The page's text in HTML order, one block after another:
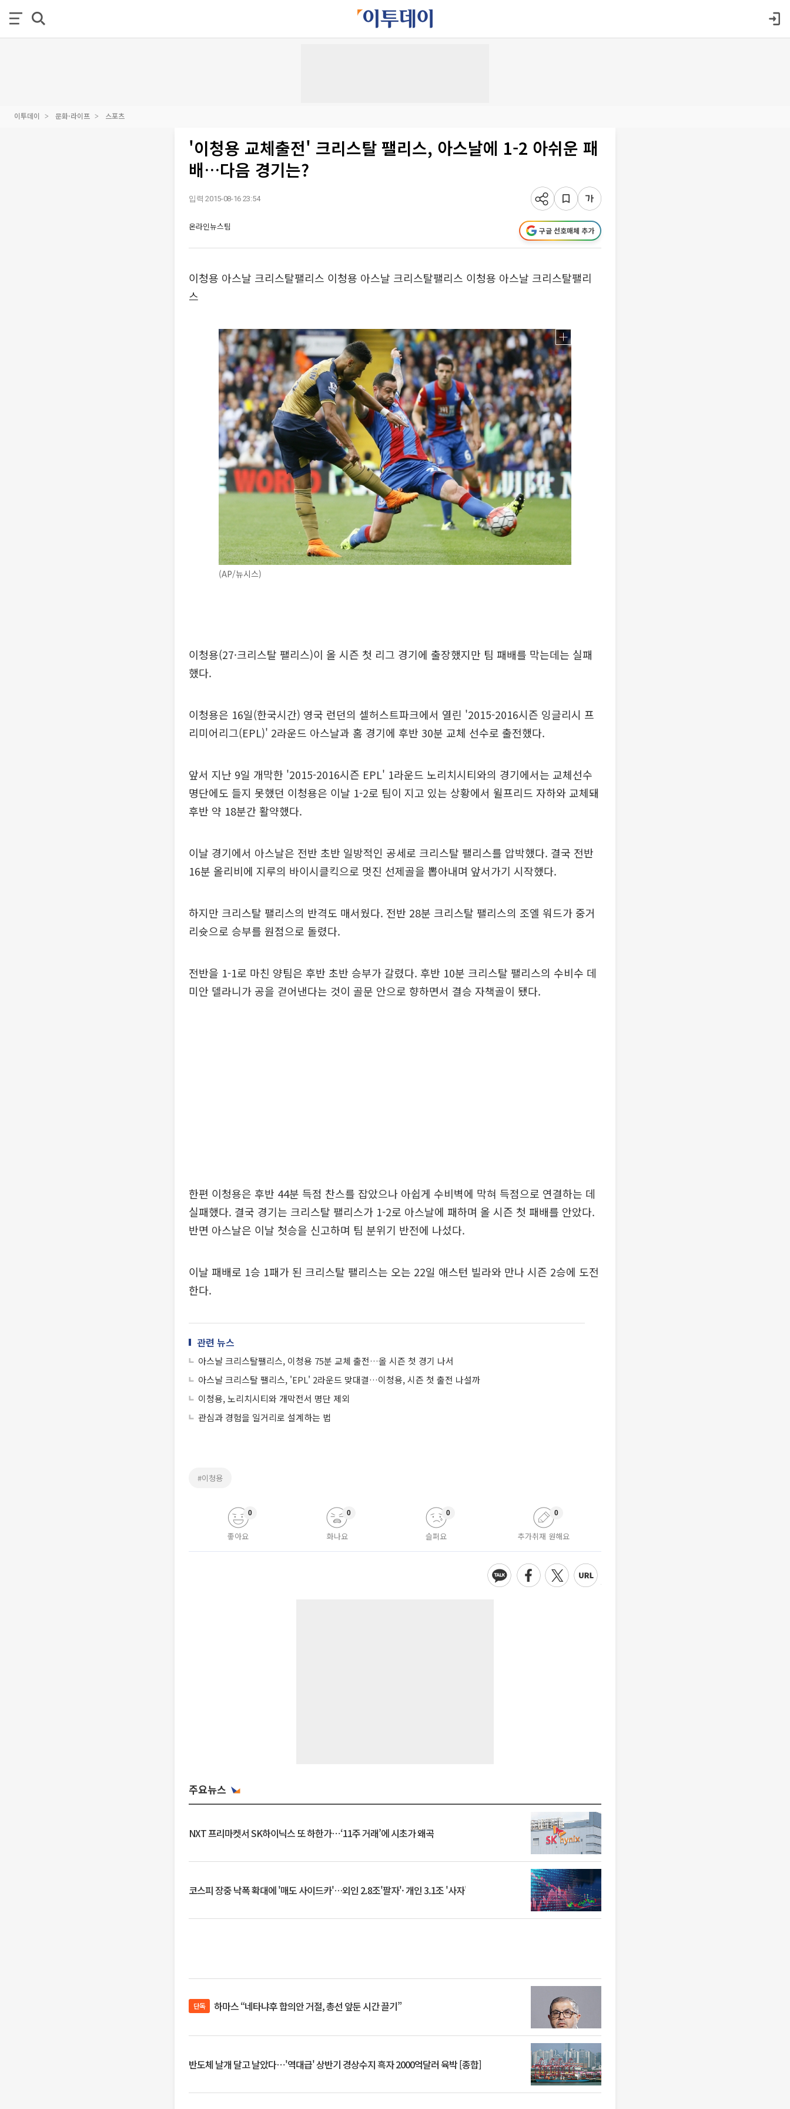
이투데이 문화·라이프 스포츠
'이청용 교체출전' 크리스탈 팰리스, 아스날에 1-2 아쉬운 패
배…다음 경기는?
입력 2015-08-16 23:54
온라인뉴스팀 구글 선호매체 추가
이청용 아스날 크리스탈팰리스 이청용 아스날 크리스탈팰리스 이청용 아스날 크리스탈팰리
스
(AP/뉴시스)
이청용(27·크리스탈 팰리스)이 올 시즌 첫 리그 경기에 출장했지만 팀 패배를 막는데는 실패
했다.
이청용은 16일(한국시간) 영국 런던의 셀허스트파크에서 열린 '2015-2016시즌 잉글리시 프
리미어리그(EPL)' 2라운드 아스날과 홈 경기에 후반 30분 교체 선수로 출전했다.
앞서 지난 9일 개막한 '2015-2016시즌 EPL' 1라운드 노리치시티와의 경기에서는 교체선수
명단에도 들지 못했던 이청용은 이날 1-2로 팀이 지고 있는 상황에서 윌프리드 자하와 교체돼
후반 약 18분간 활약했다.
이날 경기에서 아스날은 전반 초반 일방적인 공세로 크리스탈 팰리스를 압박했다. 결국 전반
16분 올리비에 지루의 바이시클킥으로 멋진 선제골을 뽑아내며 앞서가기 시작했다.
하지만 크리스탈 팰리스의 반격도 매서웠다. 전반 28분 크리스탈 팰리스의 조엘 워드가 중거
리슛으로 승부를 원점으로 돌렸다.
전반을 1-1로 마친 양팀은 후반 초반 승부가 갈렸다. 후반 10분 크리스탈 팰리스의 수비수 데
미안 델라니가 공을 걷어낸다는 것이 골문 안으로 향하면서 결승 자책골이 됐다.
한편 이청용은 후반 44분 득점 찬스를 잡았으나 아쉽게 수비벽에 막혀 득점으로 연결하는 데
실패했다. 결국 경기는 크리스탈 팰리스가 1-2로 아스날에 패하며 올 시즌 첫 패배를 안았다.
반면 아스날은 이날 첫승을 신고하며 팀 분위기 반전에 나섰다.
이날 패배로 1승 1패가 된 크리스탈 팰리스는 오는 22일 애스턴 빌라와 만나 시즌 2승에 도전
한다.
관련 뉴스
아스날 크리스탈팰리스, 이청용 75분 교체 출전…올 시즌 첫 경기 나서
아스날 크리스탈 팰리스, 'EPL' 2라운드 맞대결…이청용, 시즌 첫 출전 나설까
이청용, 노리치시티와 개막전서 명단 제외
관심과 경험을 일거리로 설계하는 법
#이청용
좋아요
0
화나요
0
슬퍼요
0
추가취재 원해요
0
주요뉴스
NXT 프리마켓서 SK하이닉스 또 하한가⋯‘11주 거래’에 시초가 왜곡
코스피 장중 낙폭 확대에 '매도 사이드카'…외인 2.8조'팔자'· 개인 3.1조 '사자'
단독 하마스 “네타냐후 합의안 거절, 총선 앞둔 시간 끌기”
반도체 날개 달고 날았다⋯'역대급' 상반기 경상수지 흑자 2000억달러 육박 [종합]